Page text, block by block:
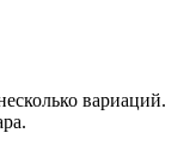
вариаций.